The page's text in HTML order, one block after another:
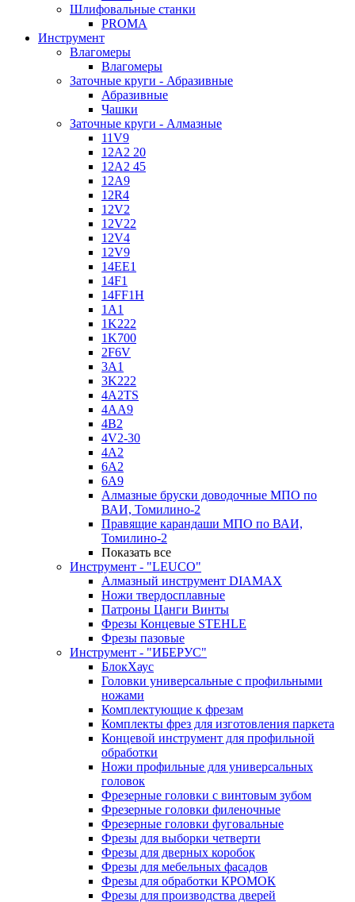
Шлифовальные станки
PROMA
Инструмент
Влагомеры
Влагомеры
Заточные круги - Абразивные
Абразивные
Чашки
Заточные круги - Алмазные
11V9
12A2 20
12A2 45
12A9
12R4
12V2
12V22
12V4
12V9
14EE1
14F1
14FF1H
1A1
1K222
1K700
2F6V
3A1
3K222
4A2TS
4AA9
4B2
4V2-30
4А2
6A2
6A9
Алмазные бруски доводочные МПО по
ВАИ, Томилино-2
Правящие карандаши МПО по ВАИ,
Томилино-2
Показать все
Инструмент - "LEUCO"
Алмазный инструмент DIAMAX
Ножи твердосплавные
Патроны Цанги Винты
Фрезы Концевые STEHLE
Фрезы пазовые
Инструмент - "ИБЕРУС"
БлокХаус
Головки универсальные с профильными
ножами
Комплектующие к фрезам
Комплекты фрез для изготовления паркета
Концевой инструмент для профильной
обработки
Ножи профильные для универсальных
головок
Фрезерные головки с винтовым зубом
Фрезерные головки филеночные
Фрезерные головки фуговальные
Фрезы для выборки четверти
Фрезы для дверных коробок
Фрезы для мебельных фасадов
Фрезы для обработки КРОМОК
Фрезы для производства дверей